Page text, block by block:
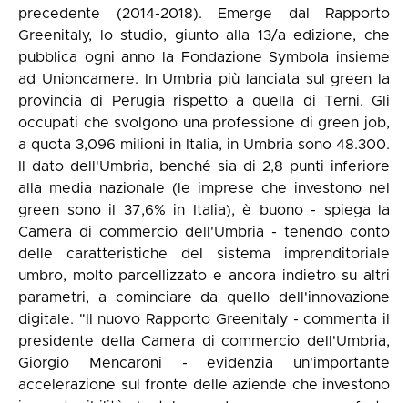
precedente (2014-2018). Emerge dal Rapporto
Greenitaly, lo studio, giunto alla 13/a edizione, che
pubblica ogni anno la Fondazione Symbola insieme
ad Unioncamere. In Umbria più lanciata sul green la
provincia di Perugia rispetto a quella di Terni. Gli
occupati che svolgono una professione di green job,
a quota 3,096 milioni in Italia, in Umbria sono 48.300.
Il dato dell'Umbria, benché sia di 2,8 punti inferiore
alla media nazionale (le imprese che investono nel
green sono il 37,6% in Italia), è buono - spiega la
Camera di commercio dell'Umbria - tenendo conto
delle caratteristiche del sistema imprenditoriale
umbro, molto parcellizzato e ancora indietro su altri
parametri, a cominciare da quello dell'innovazione
digitale. "Il nuovo Rapporto Greenitaly - commenta il
presidente della Camera di commercio dell'Umbria,
Giorgio Mencaroni - evidenzia un'importante
accelerazione sul fronte delle aziende che investono